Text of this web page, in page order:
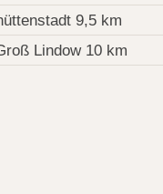
9,5 km
Lindow 10 km